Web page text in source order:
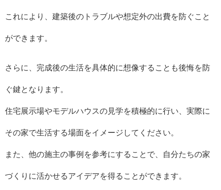
これにより、建築後のトラブルや想定外の出費を防ぐこと
ができます。
さらに、完成後の生活を具体的に想像することも後悔を防
ぐ鍵となります。
住宅展示場やモデルハウスの見学を積極的に行い、実際に
その家で生活する場面をイメージしてください。
また、他の施主の事例を参考にすることで、自分たちの家
づくりに活かせるアイデアを得ることができます。